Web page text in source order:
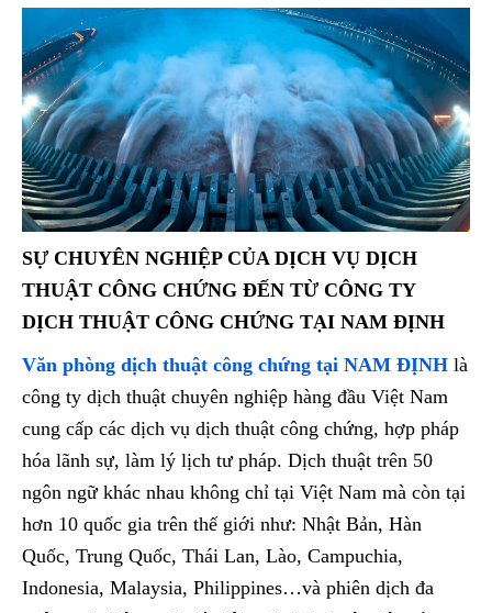
SỰ CHUYÊN NGHIỆP CỦA DỊCH VỤ DỊCH
THUẬT CÔNG CHỨNG ĐẾN TỪ CÔNG TY
DỊCH THUẬT CÔNG CHỨNG TẠI NAM ĐỊNH
Văn phòng dịch thuật công chứng tại NAM ĐỊNH là
công ty dịch thuật chuyên nghiệp hàng đầu Việt Nam
cung cấp các dịch vụ dịch thuật công chứng, hợp pháp
hóa lãnh sự, làm lý lịch tư pháp. Dịch thuật trên 50
ngôn ngữ khác nhau không chỉ tại Việt Nam mà còn tại
hơn 10 quốc gia trên thế giới như: Nhật Bản, Hàn
Quốc, Trung Quốc, Thái Lan, Lào, Campuchia,
Indonesia, Malaysia, Philippines…và phiên dịch đa